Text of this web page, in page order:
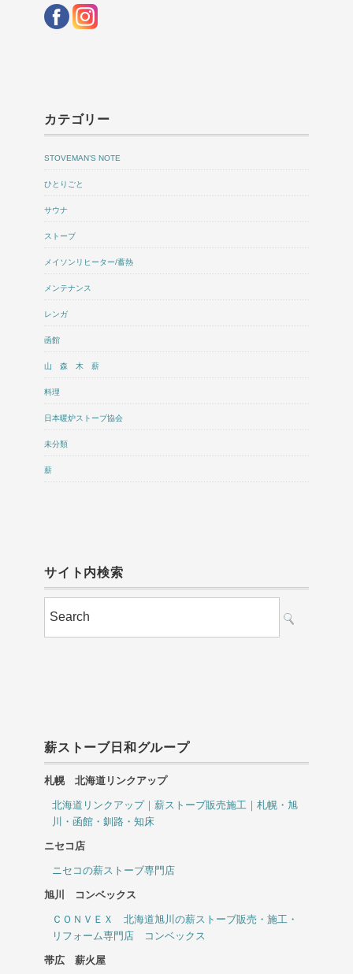
カテゴリー
STOVEMAN’S NOTE
ひとりごと
サウナ
ストーブ
メイソンリヒーター/蓄熱
メンテナンス
レンガ
函館
山 森 木 薪
料理
日本暖炉ストーブ協会
未分類
薪
サイト内検索
薪ストーブ日和グループ
札幌 北海道リンクアップ
北海道リンクアップ｜薪ストーブ販売施工｜札幌・旭
川・函館・釧路・知床
ニセコ店
ニセコの薪ストーブ専門店
旭川 コンベックス
ＣＯＮＶＥＸ 北海道旭川の薪ストーブ販売・施工・
リフォーム専門店 コンベックス
帯広 薪火屋